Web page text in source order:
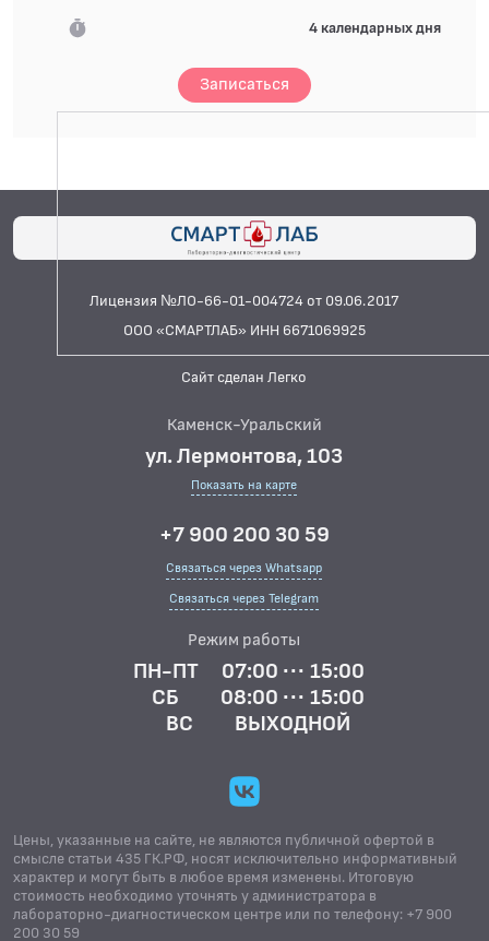
4 календарных дня
Записаться
Лицензия №ЛО-66-01-004724 от 09.06.2017
ООО «СМАРТЛАБ» ИНН 6671069925
Сайт сделан Легко
Каменск-Уральский
ул. Лермонтова, 103
Показать на карте
+7 900 200 30 59
Связаться через Whatsapp
Связаться через Telegram
Режим работы
ПН-ПТ
07:00 ··· 15:00
СБ
08:00 ··· 15:00
ВС
ВЫХОДНОЙ
Цены, указанные на сайте, не являются публичной офертой в
смысле статьи 435 ГК.РФ, носят исключительно информативный
характер и могут быть в любое время изменены. Итоговую
стоимость необходимо уточнять у администратора в
лабораторно-диагностическом центре или по телефону: +7 900
200 30 59